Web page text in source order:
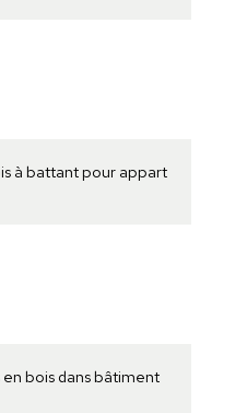
à battant pour appart
bois dans bâtiment